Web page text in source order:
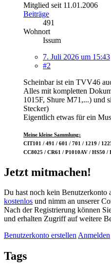
Mitglied seit 11.01.2006
Beiträge
491
Wohnort
Issum
7. Juli 2026 um 15:43
#2
Scheinbar ist ein TVV46
Alles mit kompletten
1015F, Shure M71,...) und
Stecker)
Eigentlich etwas für ein
Meine kleine Sammlung:
CIT101 / 491 / 601 / 701 / 1219 /
CC8025 / CR61 / P1010AV / HS50
Jetzt mitmachen!
Du hast noch kein Benutzerkonto
kostenlos und nimm an unserer
Nach der Registrierung können
und erhalten Zugriff auf weitere
Benutzerkonto erstellenAnmelden
Tags